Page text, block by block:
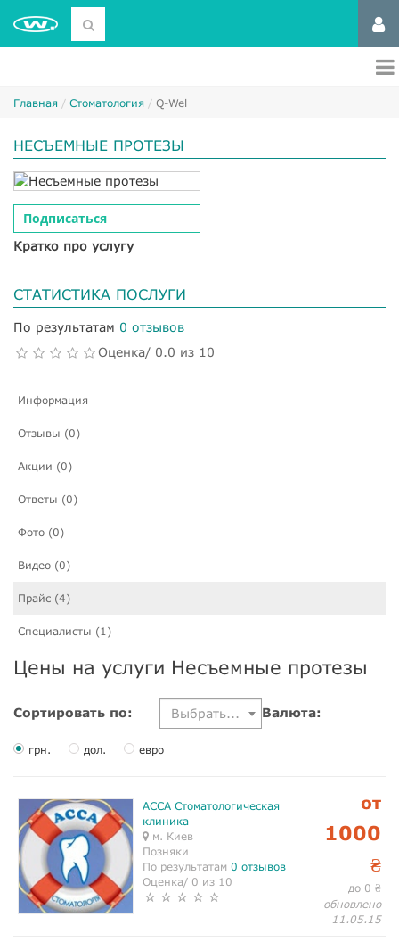
Главная Стоматология Q-Wel
НЕСЪЕМНЫЕ ПРОТЕЗЫ
Подписаться
Кратко про услугу
СТАТИСТИКА ПОСЛУГИ
По результатам 0 отзывов
Оценка/ 0.0 из 10
Информация
Отзывы (0)
Акции (0)
Ответы (0)
Фото (0)
Видео (0)
Прайс (4)
Специалисты (1)
Цены на услуги Несъемные протезы
Сортировать по: Выбрать... Валюта:
грн. дол. евро
АССА Стоматологическая
клиника
м. Киев
Позняки
По результатам 0 отзывов
Оценка/ 0 из 10
от
1000
₴
до 0 ₴
обновлено
11.05.15